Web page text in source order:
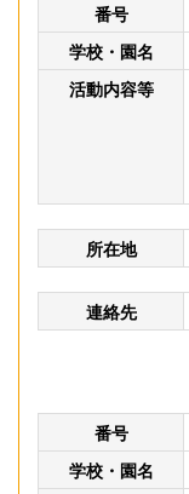
番号
学校・園名
活動内容等
所在地
連絡先
番号
学校・園名